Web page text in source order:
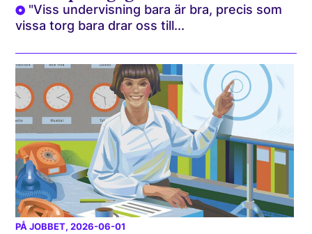
"Viss undervisning bara är bra, precis som
vissa torg bara drar oss till...
PÅ JOBBET, 2026-06-01